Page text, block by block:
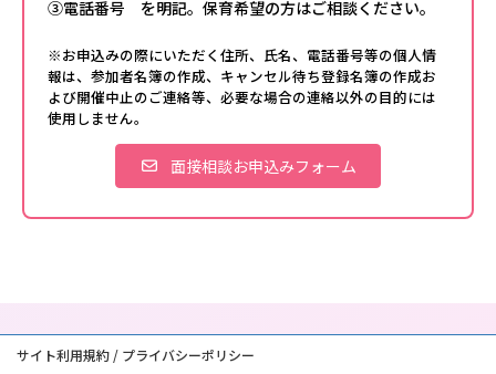
③電話番号 を明記。保育希望の方はご相談ください。
※お申込みの際にいただく住所、氏名、電話番号等の個人情
報は、参加者名簿の作成、キャンセル待ち登録名簿の作成お
よび開催中止のご連絡等、必要な場合の連絡以外の目的には
使用しません。
面接相談お申込みフォーム
サイト利用規約 / プライバシーポリシー